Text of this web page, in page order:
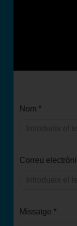
Nom *
Correu
Missatge *